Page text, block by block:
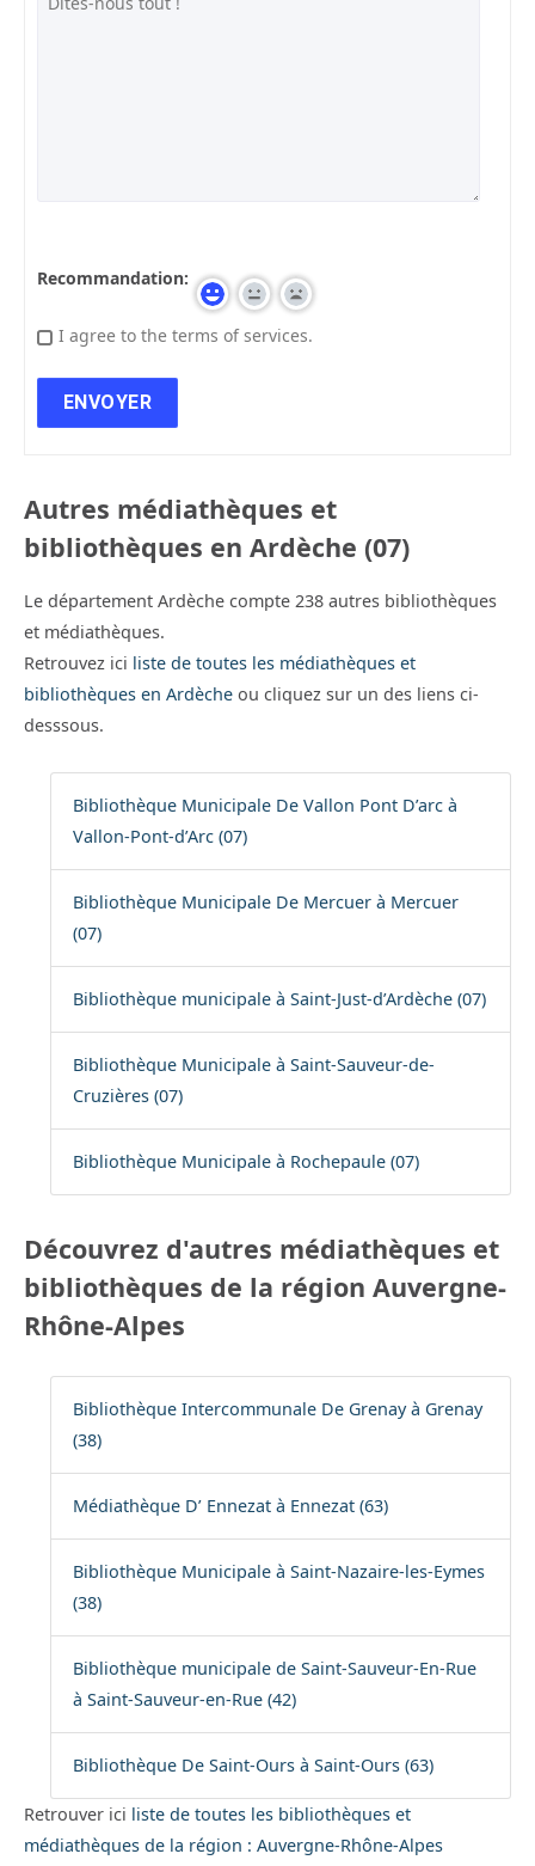
Recommandation:
I agree to the terms of services.
Autres médiathèques et
bibliothèques en Ardèche (07)
Le département Ardèche compte 238 autres bibliothèques
et médiathèques.
Retrouvez ici liste de toutes les médiathèques et
bibliothèques en Ardèche ou cliquez sur un des liens ci-
desssous.
Bibliothèque Municipale De Vallon Pont D’arc à
Vallon-Pont-d’Arc (07)
Bibliothèque Municipale De Mercuer à Mercuer
(07)
Bibliothèque municipale à Saint-Just-d’Ardèche (07)
Bibliothèque Municipale à Saint-Sauveur-de-
Cruzières (07)
Bibliothèque Municipale à Rochepaule (07)
Découvrez d'autres médiathèques et
bibliothèques de la région Auvergne-
Rhône-Alpes
Bibliothèque Intercommunale De Grenay à Grenay
(38)
Médiathèque D’ Ennezat à Ennezat (63)
Bibliothèque Municipale à Saint-Nazaire-les-Eymes
(38)
Bibliothèque municipale de Saint-Sauveur-En-Rue
à Saint-Sauveur-en-Rue (42)
Bibliothèque De Saint-Ours à Saint-Ours (63)
Retrouver ici liste de toutes les bibliothèques et
médiathèques de la région : Auvergne-Rhône-Alpes